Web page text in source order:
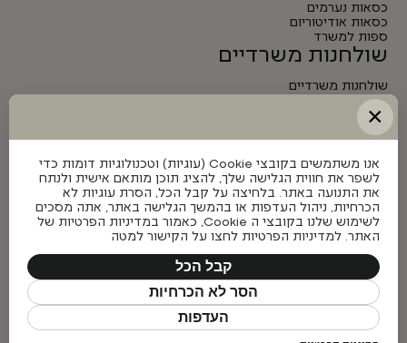
כסאות נערמים
כסאות אודיטוריום
ספות למשרד
שולחנות משרדיים
שולחנות משרדיים
שולחנות מנהלים
שולחנות לחדרי ישיבות
שולחנות מתכווננים חשמליים
×
אנו משתמשים בקובצי Cookie (עוגיות) וטכנולוגיות דומות כדי
לשפר את חווית הגלישה שלך, להציג תוכן מותאם אישית ולנתח
את התנועה באתר. בלחיצה על קבל הכל, הסרת עוגיות לא
הכרחיות, ניהול העדפות או בהמשך הגלישה באתר, אתה מסכים
לשימוש שלנו בקובצי ה Cookie, כאמור במדיניות הפרטיות של
האתר. למדיניות הפרטיות לחצו על הקישור למטה
קבל הכל
הסר לא הכרחיות
העדפות